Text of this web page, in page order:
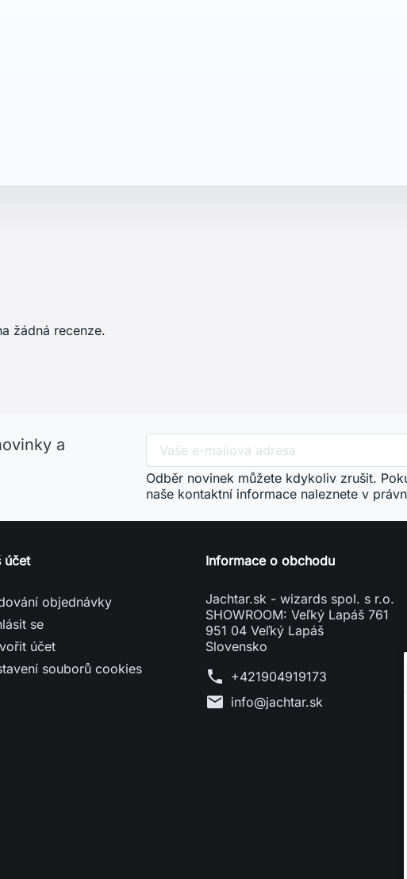
žádná recenze.
a
Odběr novinek můžete kdykoliv zrušit.
naše kontaktní informace naleznete v
účet
objednávky
se
účet
souborů cookies
Informace o obchodu
Jachtar.sk - wizards spol. s r.o.
SHOWROOM: Veľký Lapáš 761
951 04 Veľký Lapáš
Slovensko
phone +421904919173
mail info@jachtar.sk